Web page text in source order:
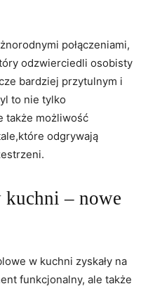
połączeniami,
odzwierciedli osobisty
bardziej przytulnym i
to nie tylko
także możliwość
odgrywają
– nowe
w kuchni zyskały na
funkcjonalny, ale także